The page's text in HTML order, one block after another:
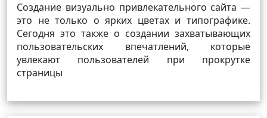
Создание визуально привлекательного сайта —
это не только о ярких цветах и типографике.
Сегодня это также о создании захватывающих
пользовательских впечатлений, которые
увлекают пользователей при прокрутке
страницы